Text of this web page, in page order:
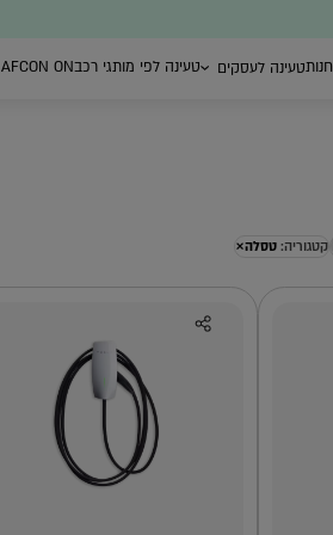
חנותטעינה לעסקים
הציבורית
טעינה
טעינה לפי מותגי רכבAFCON ON
קטגוריה: טסלה×